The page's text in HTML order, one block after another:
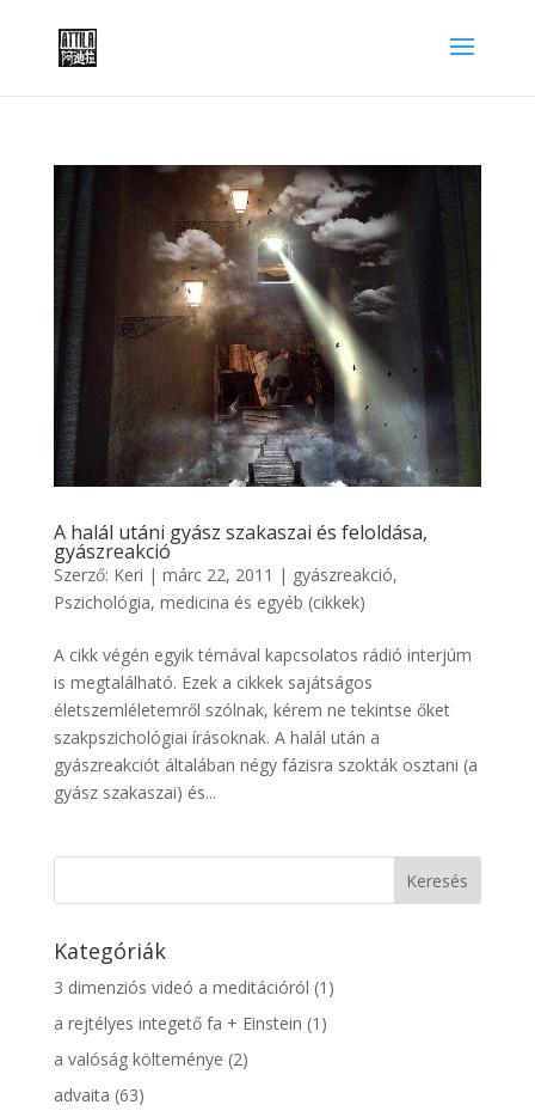
A halál utáni gyász szakaszai és feloldása,
gyászreakció
Szerző: Keri | márc 22, 2011 | gyászreakció,
Pszichológia, medicina és egyéb (cikkek)
A cikk végén egyik témával kapcsolatos rádió interjúm
is megtalálható. Ezek a cikkek sajátságos
életszemléletemről szólnak, kérem ne tekintse őket
szakpszichológiai írásoknak. A halál után a
gyászreakciót általában négy fázisra szokták osztani (a
gyász szakaszai) és...
Kategóriák
3 dimenziós videó a meditációról (1)
a rejtélyes integető fa + Einstein (1)
a valóság költeménye (2)
advaita (63)